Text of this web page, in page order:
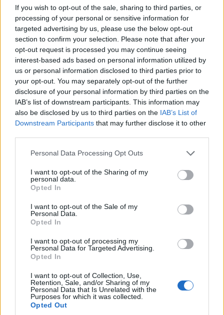
If you wish to opt-out of the sale, sharing to third parties, or
processing of your personal or sensitive information for
targeted advertising by us, please use the below opt-out
section to confirm your selection. Please note that after your
opt-out request is processed you may continue seeing
interest-based ads based on personal information utilized by
us or personal information disclosed to third parties prior to
your opt-out. You may separately opt-out of the further
disclosure of your personal information by third parties on the
IAB’s list of downstream participants. This information may
also be disclosed by us to third parties on the IAB’s List of
Downstream Participants that may further disclose it to other
Please note that this website/app uses one or more Google
not limited to your visit or usage behaviour. You may click to
grant or deny consent to Google and its third-party tags to
use your data for below specified purposes in below Google
consent section.
Personal Data Processing Opt Outs
I want to opt-out of the Sharing of my
personal data.
Opted In
I want to opt-out of the Sale of my
Personal Data.
Opted In
I want to opt-out of processing my
Personal Data for Targeted Advertising.
Opted In
I want to opt-out of Collection, Use,
Retention, Sale, and/or Sharing of my
Personal Data that Is Unrelated with the
Purposes for which it was collected.
Opted Out
ΠΟΝΤΟΣ
Ποντιακή γαστρονομία: Ποιος θα κρατήσει
ζωντανές τις συνταγές όταν φύγουν οι γιαγιάδες;
5/08/2026 - 11:21πμ
ΠΟΝΤΟΣ
Ματσούκα Πόντου: Η χαμένη εκκλησία των
Ταξιαρχών και το μυστήριο της Παναγίας
4/08/2026 - 8:17μμ